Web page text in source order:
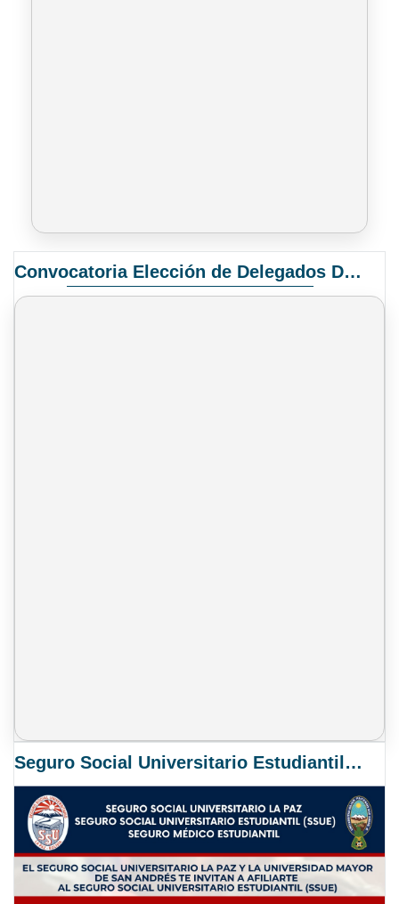
Convocatoria Elección de Delegados Docentes para el XIV Congreso Nacional de Universidades
Seguro Social Universitario Estudiantil SSUE